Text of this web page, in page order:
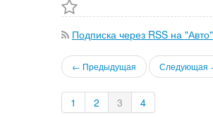
Подписка через RSS на "Авто"
← Предыдущая Следующая
1 2 3 4